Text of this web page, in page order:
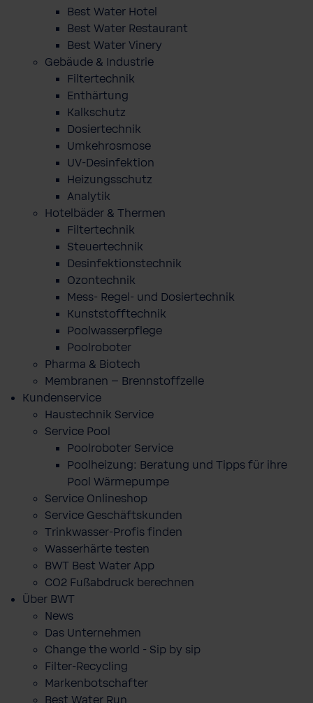
Best Water Hotel
Best Water Restaurant
Best Water Vinery
Gebäude & Industrie
Filtertechnik
Enthärtung
Kalkschutz
Dosiertechnik
Umkehrosmose
UV-Desinfektion
Heizungsschutz
Analytik
Hotelbäder & Thermen
Filtertechnik
Steuertechnik
Desinfektionstechnik
Ozontechnik
Mess- Regel- und Dosiertechnik
Kunststofftechnik
Poolwasserpflege
Poolroboter
Pharma & Biotech
Membranen – Brennstoffzelle
Kundenservice
Haustechnik Service
Service Pool
Poolroboter Service
Poolheizung: Beratung und Tipps für ihre
Pool Wärmepumpe
Service Onlineshop
Service Geschäftskunden
Trinkwasser-Profis finden
Wasserhärte testen
BWT Best Water App
CO2 Fußabdruck berechnen
Über BWT
News
Das Unternehmen
Change the world - Sip by sip
Filter-Recycling
Markenbotschafter
Best Water Run